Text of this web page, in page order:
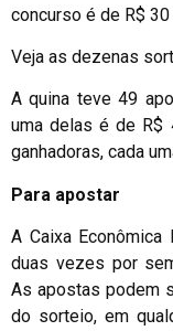
concurso é de R$
Veja as dezenas
A quina teve 49
uma delas é de R$
ganhadoras, cada
Para apostar
A Caixa
duas vezes por
As apostas podem
do sorteio, em